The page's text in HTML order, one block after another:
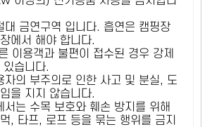
대 금연구역 입니다. 흡연은 캠핑장
에서 해야 합니다.
이용객과 불편이 접수된 경우 강제
습니다.
자의 부주의로 인한 사고 및 분실, 도
을 지지 않습니다.
서는 수목 보호와 훼손 방지를 위해
, 타프, 로프 등을 묶는 행위를 금지